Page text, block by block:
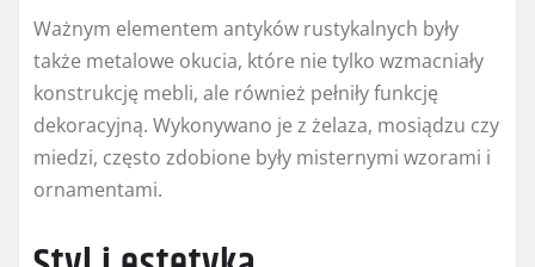
Ważnym elementem antyków rustykalnych były
także metalowe okucia, które nie tylko wzmacniały
konstrukcję mebli, ale również pełniły funkcję
dekoracyjną. Wykonywano je z żelaza, mosiądzu czy
miedzi, często zdobione były misternymi wzorami i
ornamentami.